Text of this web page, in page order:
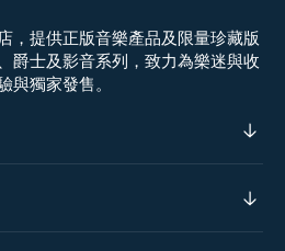
，提供正版音樂產品及限量珍藏版
爵士及影音系列，致力為樂迷與收
與獨家發售。